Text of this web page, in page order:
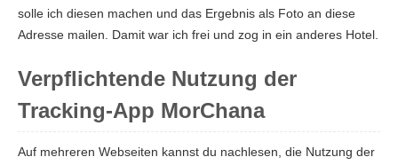
solle ich diesen machen und das Ergebnis als Foto an diese
Adresse mailen. Damit war ich frei und zog in ein anderes Hotel.
Verpflichtende Nutzung der
Tracking-App MorChana
Auf mehreren Webseiten kannst du nachlesen, die Nutzung der